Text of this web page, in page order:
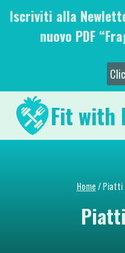
SaltaIscriviti alla
nuovo PDF
Fit with
Home/ Piatti